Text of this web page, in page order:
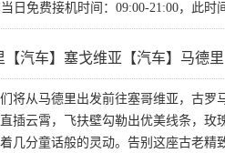
日免费接机时间：09:00-21:00，此
【汽车】塞戈维亚【汽车】马德里
将从马德里出发前往塞哥维亚，古罗
插云霄，飞扶壁勾勒出优美线条，玫
几分童话般的灵动。告别这座古老